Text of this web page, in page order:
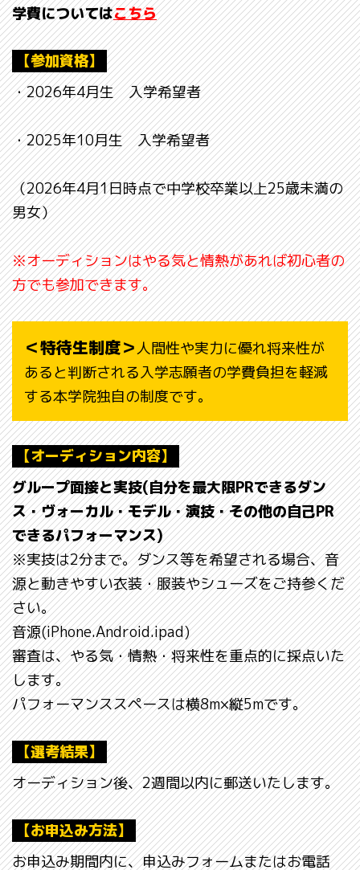
学費についてはこちら
【参加資格】
・2026年4月生 入学希望者
・2025年10月生 入学希望者
（2026年4月1日時点で中学校卒業以上25歳未満の
男女）
※オーディションはやる気と情熱があれば初心者の
方でも参加できます。
＜特待生制度＞人間性や実力に優れ将来性が
あると判断される入学志願者の学費負担を軽減
する本学院独自の制度です。
【オーディション内容】
グループ面接と実技(自分を最大限PRできるダン
ス・ヴォーカル・モデル・演技・その他の自己PR
できるパフォーマンス)
※実技は2分まで。ダンス等を希望される場合、音
源と動きやすい衣装・服装やシューズをご持参くだ
さい。
音源(iPhone.Android.ipad)
審査は、やる気・情熱・将来性を重点的に採点いた
します。
パフォーマンススペースは横8m×縦5mです。
【選考結果】
オーディション後、2週間以内に郵送いたします。
【お申込み方法】
お申込み期間内に、申込みフォームまたはお電話